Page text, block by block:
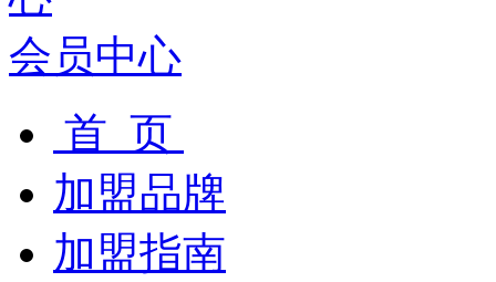
会员中心
首 页
加盟品牌
加盟指南